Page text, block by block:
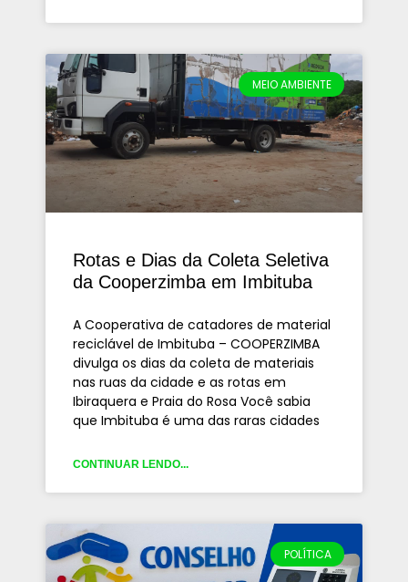
MEIO AMBIENTE
Rotas e Dias da Coleta Seletiva
da Cooperzimba em Imbituba
A Cooperativa de catadores de material
reciclável de Imbituba – COOPERZIMBA
divulga os dias da coleta de materiais
nas ruas da cidade e as rotas em
Ibiraquera e Praia do Rosa Você sabia
que Imbituba é uma das raras cidades
CONTINUAR LENDO...
POLÍTICA